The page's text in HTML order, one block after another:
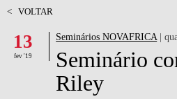
DOCENTES E INVESTIGAÇÃO
COMUNIDADE
< VOLTAR
13
fev '19
Seminários NOVAFRICA|
Seminário
Riley